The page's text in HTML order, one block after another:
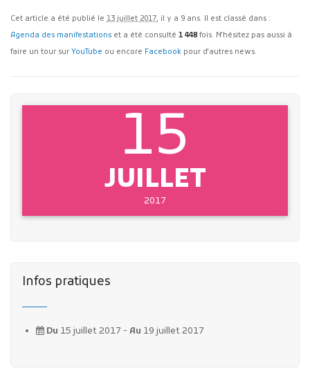
Cet article a été publié le 13 juillet 2017, il y a 9 ans. Il est classé dans :
Agenda des manifestations et a été consulté 1 448 fois. N'hésitez pas aussi à
faire un tour sur YouTube ou encore Facebook pour d'autres news.
15
JUILLET
2017
Infos pratiques
Du 15 juillet 2017 - Au 19 juillet 2017